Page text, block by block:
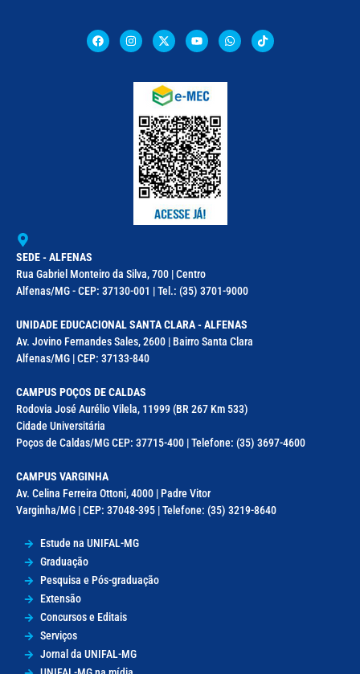
SEDE - ALFENAS
Rua Gabriel Monteiro da Silva, 700 | Centro
Alfenas/MG - CEP: 37130-001 | Tel.: (35) 3701-9000
UNIDADE EDUCACIONAL SANTA CLARA - ALFENAS
Av. Jovino Fernandes Sales, 2600 | Bairro Santa Clara
Alfenas/MG | CEP: 37133-840
CAMPUS POÇOS DE CALDAS
Rodovia José Aurélio Vilela, 11999 (BR 267 Km 533)
Cidade Universitária
Poços de Caldas/MG CEP: 37715-400 | Telefone: (35) 3697-4600
CAMPUS VARGINHA
Av. Celina Ferreira Ottoni, 4000 | Padre Vitor
Varginha/MG | CEP: 37048-395 | Telefone: (35) 3219-8640
Estude na UNIFAL-MG
Graduação
Pesquisa e Pós-graduação
Extensão
Concursos e Editais
Serviços
Jornal da UNIFAL-MG